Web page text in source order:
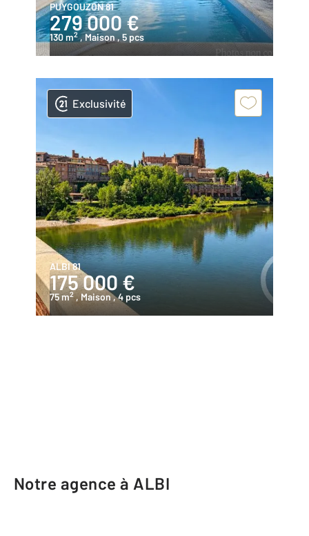
PUYGOUZON 81
279 000 €
130 m2 , Maison , 5 pcs
Exclusivité
ALBI 81
175 000 €
75 m2 , Maison, 4 pcs
Notre agence à ALBI